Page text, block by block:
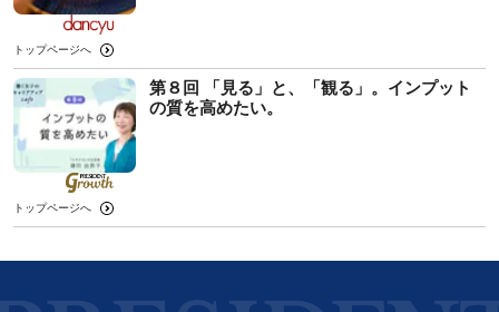
トップページへ
第８回 「見る」と、「観る」。インプット
の質を高めたい。
トップページへ